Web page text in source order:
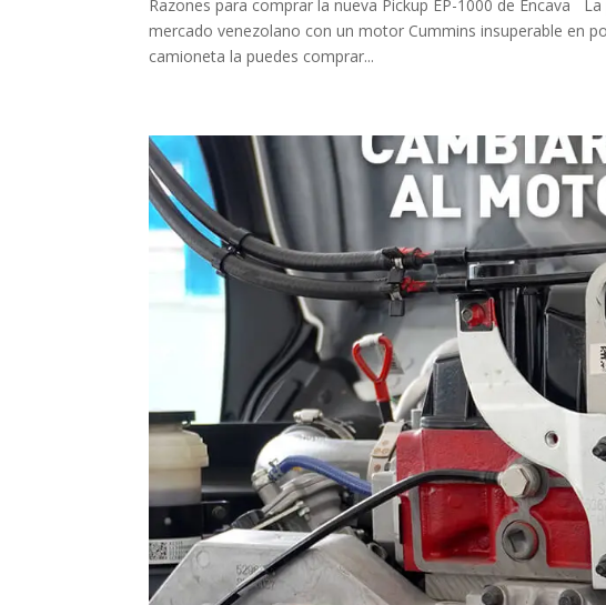
Razones para comprar la nueva Pickup EP-1000 de Encava
mercado venezolano con un motor Cummins insuperable en
camioneta la puedes comprar...